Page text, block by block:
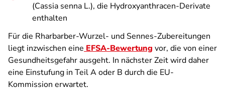
(Cassia senna L.), die Hydroxyanthracen-Derivate
enthalten
Für die Rharbarber-Wurzel- und Sennes-Zubereitungen
liegt inzwischen eine EFSA-Bewertung vor, die von einer
Gesundheitsgefahr ausgeht. In nächster Zeit wird daher
eine Einstufung in Teil A oder B durch die EU-
Kommission erwartet.